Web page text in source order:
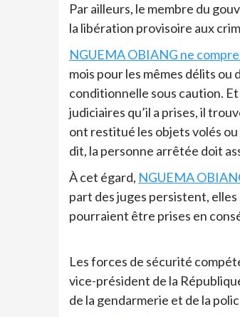
Par ailleurs, le membre du
la libération provisoire aux
NGUEMA OBIANG ne
mois pour les mêmes délits
conditionnelle sous caution.
judiciaires qu’il a prises, il
ont restitué les objets volés
dit, la personne arrêtée doit
À cet égard, NGUEMA
part des juges persistent,
pourraient être prises en
Les forces de sécurité
vice-président de la
de la gendarmerie et de la